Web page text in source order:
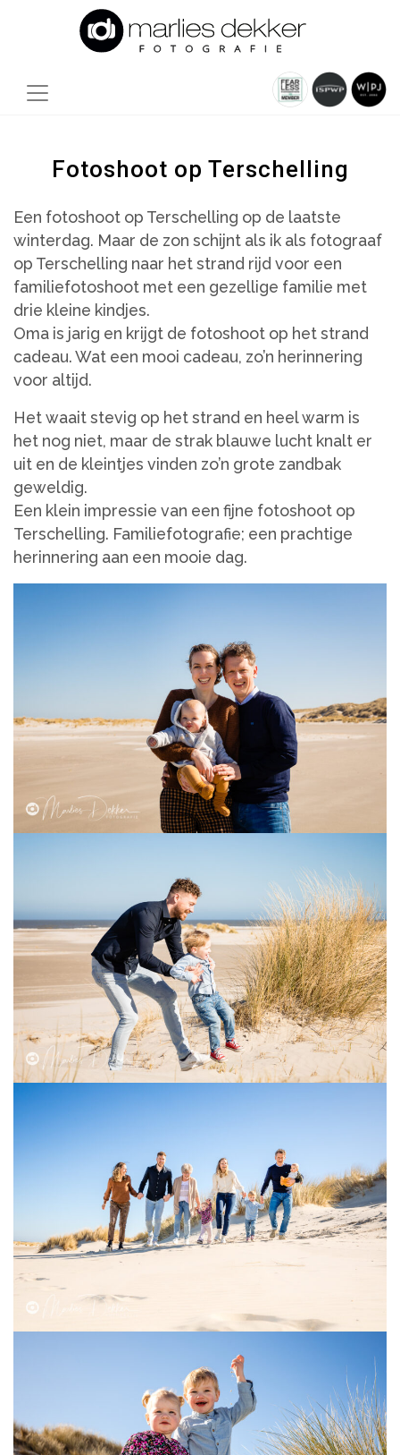
Fotoshoot op Terschelling
Een fotoshoot op Terschelling op de laatste
winterdag. Maar de zon schijnt als ik als fotograaf
op Terschelling naar het strand rijd voor een
familiefotoshoot met een gezellige familie met
drie kleine kindjes.
Oma is jarig en krijgt de fotoshoot op het strand
cadeau. Wat een mooi cadeau, zo’n herinnering
voor altijd.
Het waait stevig op het strand en heel warm is
het nog niet, maar de strak blauwe lucht knalt er
uit en de kleintjes vinden zo’n grote zandbak
geweldig.
Een klein impressie van een fijne fotoshoot op
Terschelling. Familiefotografie; een prachtige
herinnering aan een mooie dag.